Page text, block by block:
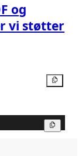
og
vi støtter